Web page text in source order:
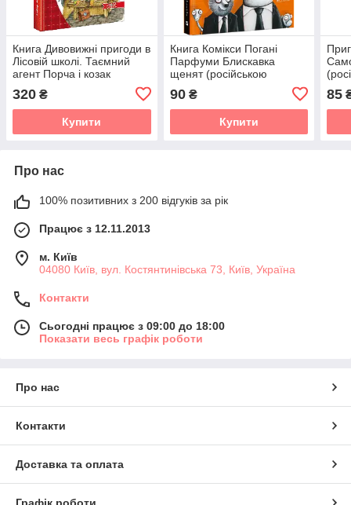
Книга Дивовижні пригоди в
Лісовій школі. Таємний
агент Порча і козак
Морозенко. (російською
мовою)
320 ₴
Купити
Книга Комікси Погані
Парфуми Блискавка
щенят (російською
90₴
Купити
85
Про нас
100% позитивних з 200 відгуків за рік
Працює з 12.11.2013
м. Київ
04080 Київ, вул. Костянтинівська 73, Київ, Україна
Контакти
Сьогодні працює з 09:00 до 18:00
Показати весь графік роботи
Про нас
Контакти
Доставка та оплата